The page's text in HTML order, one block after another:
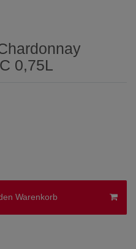
0,75L
Warenkorb